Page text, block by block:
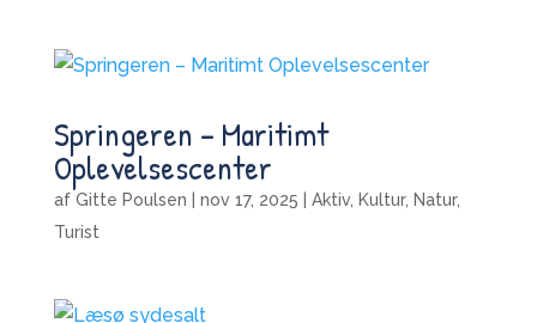
Springeren – Maritimt
Oplevelsescenter
af Gitte Poulsen nov 17, 2025 Aktiv, Kultur, Natur,
Turist